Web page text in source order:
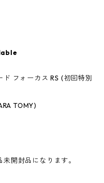
フォーカス RS (初回特別
TOMY)
開封品になります。